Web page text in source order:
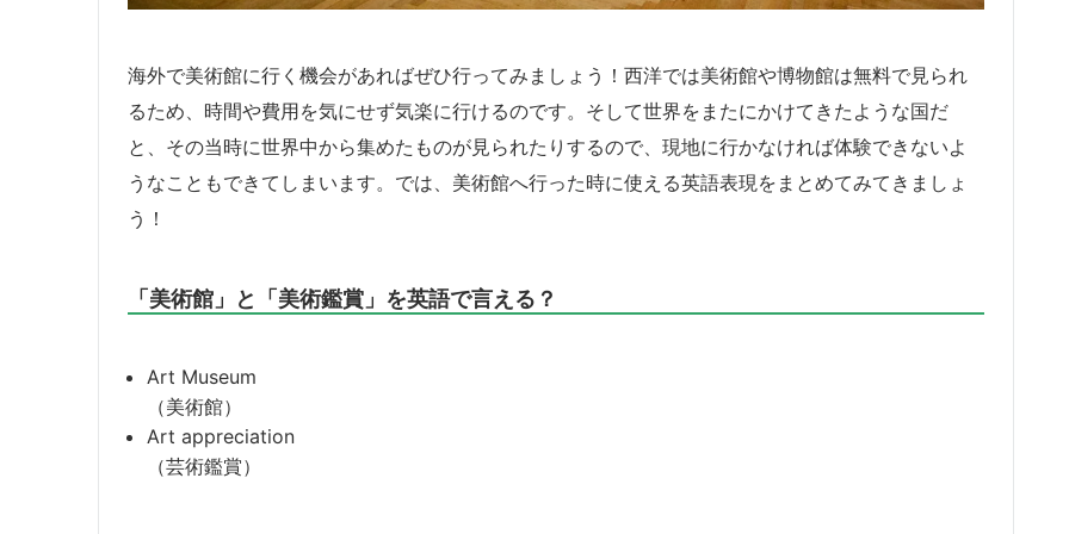
海外で美術館に行く機会があればぜひ行ってみましょう！西洋では美術館や博物館は無料で見られ
るため、時間や費用を気にせず気楽に行けるのです。そして世界をまたにかけてきたような国だ
と、その当時に世界中から集めたものが見られたりするので、現地に行かなければ体験できないよ
うなこともできてしまいます。では、美術館へ行った時に使える英語表現をまとめてみてきましょ
う！
「美術館」と「美術鑑賞」を英語で言える？
Art Museum
（美術館）
Art appreciation
（芸術鑑賞）